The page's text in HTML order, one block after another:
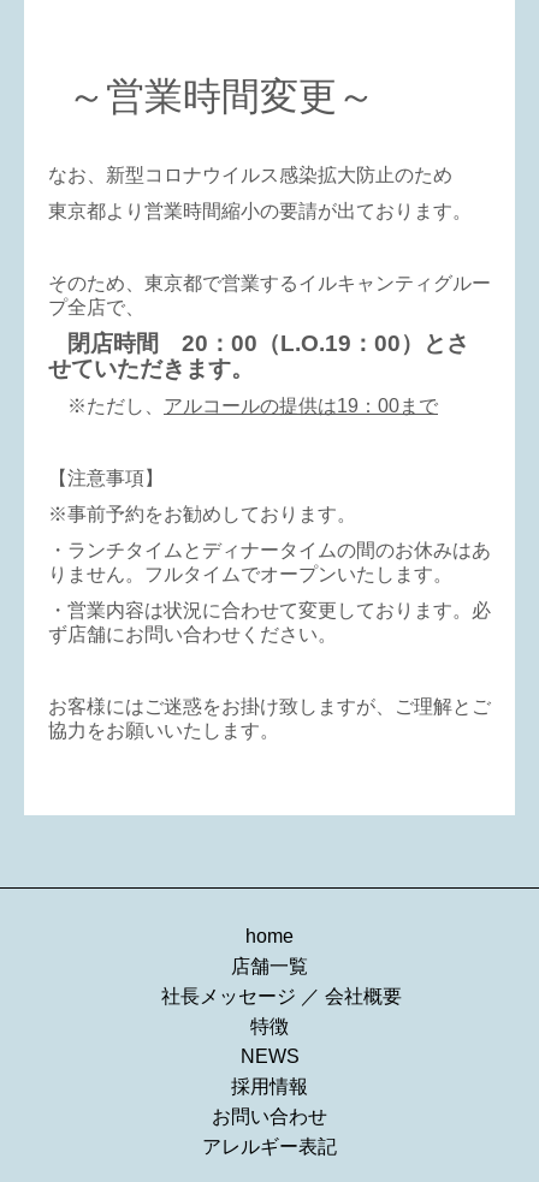
～営業時間変更～
なお、新型コロナウイルス感染拡大防止のため
東京都より営業時間縮小の要請が出ております。
そのため、東京都で営業するイルキャンティグルー
プ全店で、
閉店時間 20：00（L.O.19：00）とさ
せていただきます。
※ただし、 アルコールの提供は19：00まで
【注意事項】
※事前予約をお勧めしております。
・ランチタイムとディナータイムの間のお休みはあ
りません。フルタイムでオープンいたします。
・営業内容は状況に合わせて変更しております。必
ず店舗にお問い合わせください。
お客様にはご迷惑をお掛け致しますが、ご理解とご
協力をお願いいたします。
home
店舗一覧
社長メッセージ ／ 会社概要
特徴
NEWS
採用情報
お問い合わせ
アレルギー表記